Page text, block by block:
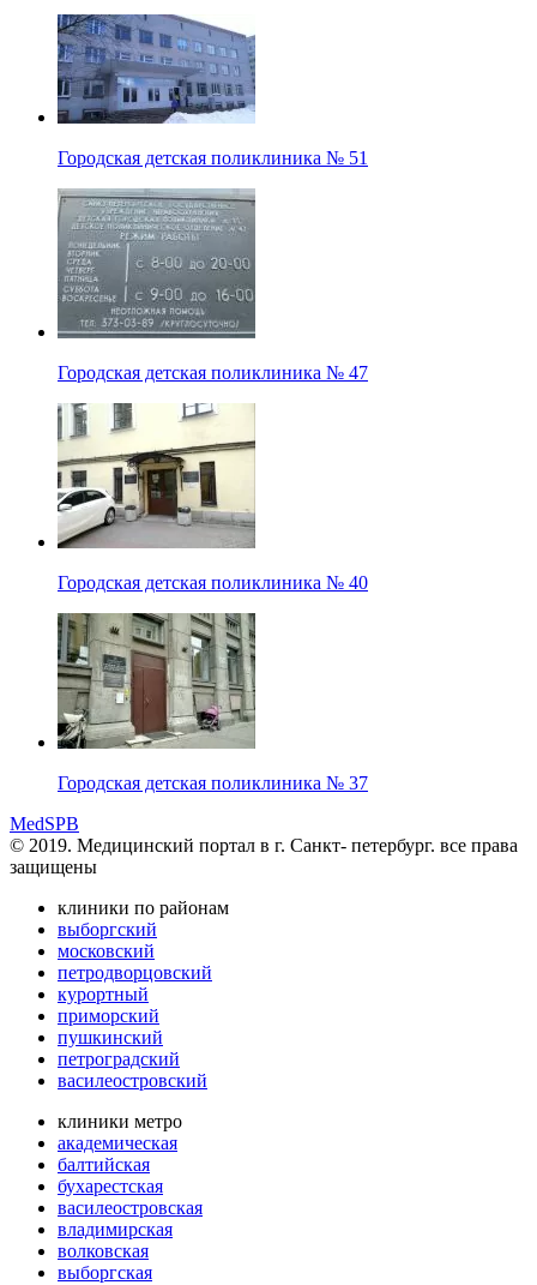
Городская детская поликлиника № 51
Городская детская поликлиника № 47
Городская детская поликлиника № 40
Городская детская поликлиника № 37
MedSPB
© 2019. Медицинский портал в г. Санкт- петербург. все права
защищены
клиники по районам
выборгский
московский
петродворцовский
курортный
приморский
пушкинский
петроградский
василеостровский
клиники метро
академическая
балтийская
бухарестская
василеостровская
владимирская
волковская
выборгская